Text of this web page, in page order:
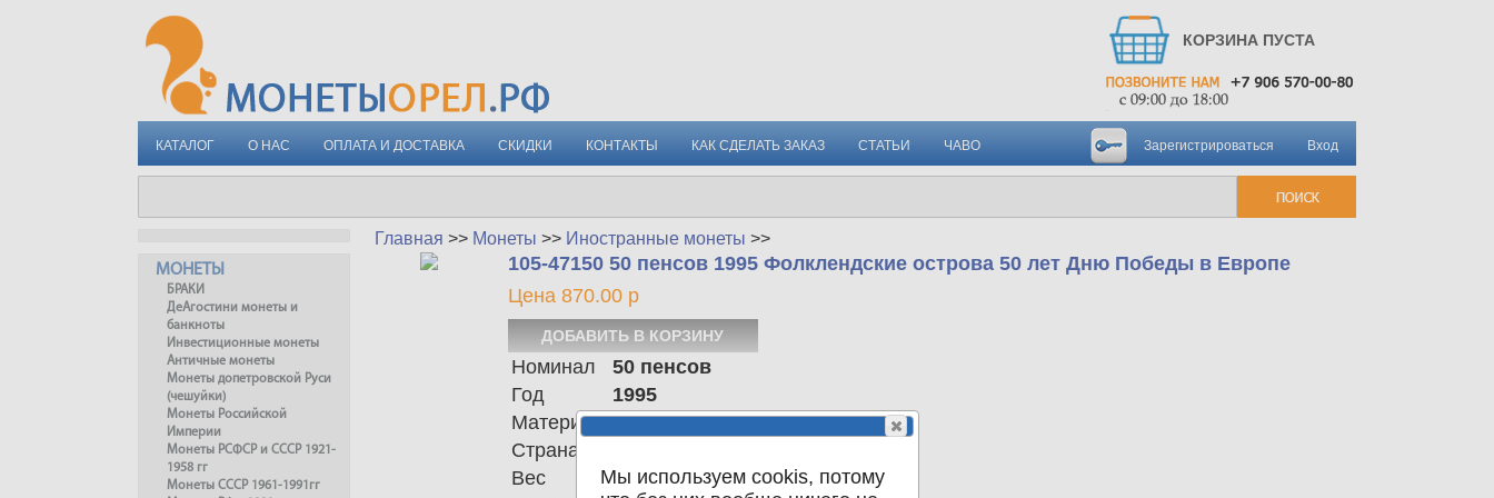
КОРЗИНА ПУСТА
КАТАЛОГ О НАС ОПЛАТА И ДОСТАВКА СКИДКИ КОНТАКТЫ КАК СДЕЛАТЬ ЗАКАЗ СТАТЬИ ЧАВО Вход
Зарегистрироваться
МОНЕТЫ
БРАКИ
ДеАгостини монеты и
банкноты
Инвестиционные монеты
Античные монеты
Монеты допетровской Руси
(чешуйки)
Монеты Российской
Империи
Монеты РСФСР и СССР 1921-
1958 гг
Монеты СССР 1961-1991гг
Главная >> Монеты >> Иностранные монеты >>
105-47150 50 пенсов 1995 Фолклендские острова 50 лет Дню Победы в Европе
Цена 870.00 р
Номинал
50 пенсов
Год
1995
Материал Cu-Ni
Страна
Вес
28.47
Мы используем cookis, потому